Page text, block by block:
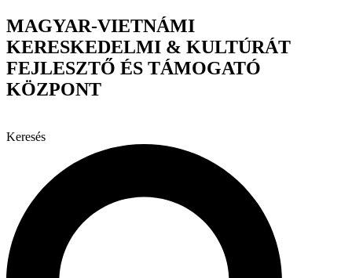
Ugrás
a
tartalomhoz
MAGYAR-VIETNÁMI
KERESKEDELMI & KULTÚRÁT
FEJLESZTŐ ÉS TÁMOGATÓ
KÖZPONT
Keresés